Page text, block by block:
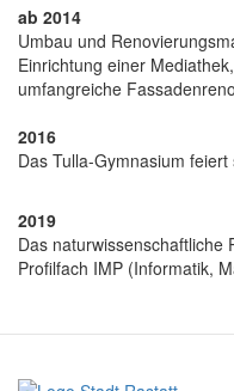
ab 2014
Umbau und
Einrichtung einer
umfangreiche
2016
Das Tulla-Gymnasium
2019
Das naturwissenschaftliche
Profilfach IMP (Informatik,